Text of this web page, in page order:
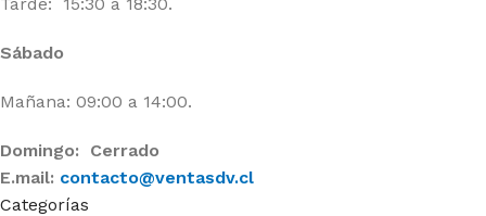
Sábado
Mañana: 09:00 a 14:00.
Domingo: Cerrado
E.mail: contacto@ventasdv.cl
Categorías